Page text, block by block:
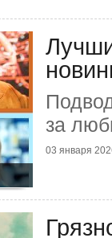
за
03 января